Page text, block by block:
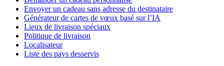
Envoyer un cadeau sans adresse du destinataire
Générateur de cartes de vœux basé sur l’IA
Lieux de livraison spéciaux
Politique de livraison
Localisateur
Liste des pays desservis